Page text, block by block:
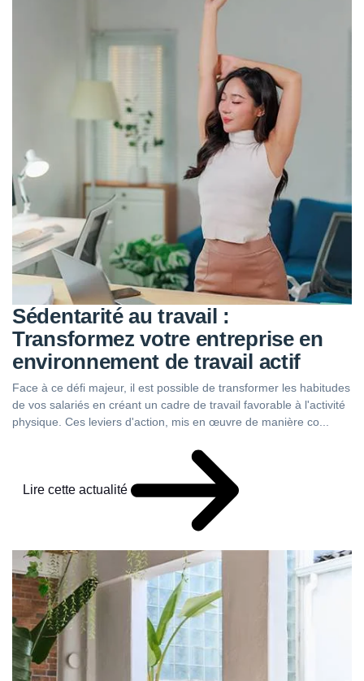
Sédentarité au travail :
Transformez votre entreprise en
environnement de travail actif
Face à ce défi majeur, il est possible de transformer les habitudes
de vos salariés en créant un cadre de travail favorable à l'activité
physique. Ces leviers d'action, mis en œuvre de manière co...
Lire cette actualité